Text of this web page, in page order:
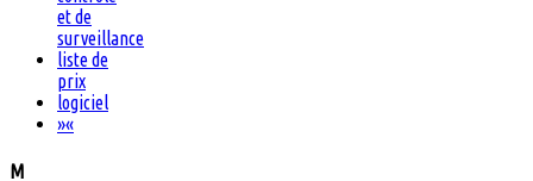
et de
surveillance
liste de
prix
logiciel
»«
M